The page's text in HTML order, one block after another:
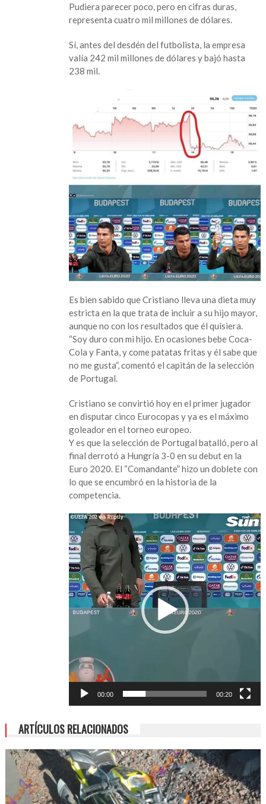
Pudiera parecer poco, pero en cifras duras,
representa cuatro mil millones de dólares.
Sí, antes del desdén del futbolista, la empresa
valía 242 mil millones de dólares y bajó hasta
238 mil.
Es bien sabido que Cristiano lleva una dieta muy
estricta en la que trata de incluir a su hijo mayor,
aunque no con los resultados que él quisiera.
“Soy duro con mi hijo. En ocasiones bebe Coca-
Cola y Fanta, y come patatas fritas y él sabe que
no me gusta”, comentó el capitán de la selección
de Portugal.
Cristiano se convirtió hoy en el primer jugador
en disputar cinco Eurocopas y ya es el máximo
goleador en el torneo europeo.
Y es que la selección de Portugal batalló, pero al
final derrotó a Hungría 3-0 en su debut en la
Euro 2020. El “Comandante” hizo un doblete con
lo que se encumbró en la historia de la
competencia.
Reproductor
de
vídeo
00:00 00:20
ARTÍCULOS RELACIONADOS